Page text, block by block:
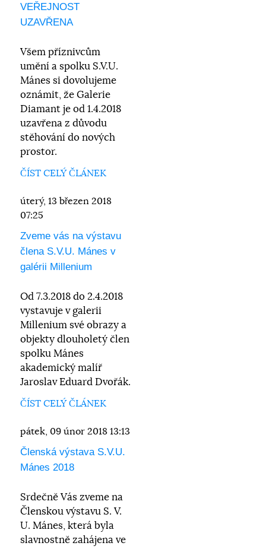
VEŘEJNOST
UZAVŘENA
Všem příznivcům
umění a spolku S.V.U.
Mánes si dovolujeme
oznámit, že Galerie
Diamant je od 1.4.2018
uzavřena z důvodu
stěhování do nových
prostor.
ČÍST CELÝ ČLÁNEK
úterý, 13 březen 2018
07:25
Zveme vás na výstavu
člena S.V.U. Mánes v
galérii Millenium
Od 7.3.2018 do 2.4.2018
vystavuje v galerii
Millenium své obrazy a
objekty dlouholetý člen
spolku Mánes
akademický malíř
Jaroslav Eduard Dvořák.
ČÍST CELÝ ČLÁNEK
pátek, 09 únor 2018 13:13
Členská výstava S.V.U.
Mánes 2018
Srdečně Vás zveme na
Členskou výstavu S. V.
U. Mánes, která byla
slavnostně zahájena ve